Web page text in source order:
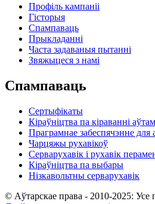
Профіль кампаніі
Гісторыя
Спампаваць
Прыкладанні
Часта задаваныя пытанні
Звяжыцеся з намі
Спампаваць
Сертыфікаты
Кіраўніцтва па кіраванні
Праграмнае забеспячэнне для
Чарцяжы рухавікоў
Серварухавік і рухавік
Кіраўніцтва па выбары
Нізкавольтны серварухавік
© Аўтарскае права - 2010-2025: Усе